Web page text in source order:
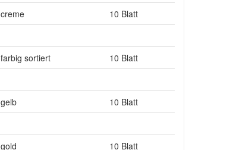
creme
10 Blatt
farbig sortiert
10 Blatt
gelb
10 Blatt
gold
10 Blatt